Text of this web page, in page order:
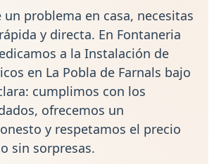
un problema en casa, necesitas
y directa. En Fontaneria
a la Instalación de
en La Pobla de Farnals bajo
cumplimos con los
ofrecemos un
y respetamos el precio
sin sorpresas.